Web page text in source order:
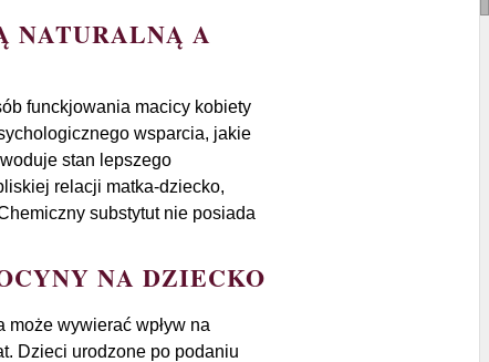
NATURALNĄ A
funckjowania macicy kobiety
wsparcia, jakie
stan lepszego
relacji matka-dziecko,
substytut nie posiada
NA DZIECKO
wywierać wpływ na
Dzieci urodzone po podaniu